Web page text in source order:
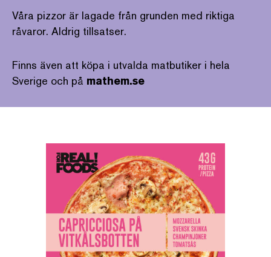
Våra pizzor är lagade från grunden med riktiga
råvaror. Aldrig tillsatser.
Finns även att köpa i utvalda matbutiker i hela
Sverige och på mathem.se